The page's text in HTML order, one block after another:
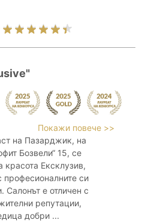
Покажи повече >>
на Пазарджик, на
Бозвели“ 15, се
красота Ексклузив,
професионалните си
Салонът е отличен с
репутации,
добри ...